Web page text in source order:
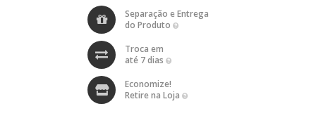
Separação e Entrega
do Produto
Troca em
até 7 dias
Economize!
Retire na Loja